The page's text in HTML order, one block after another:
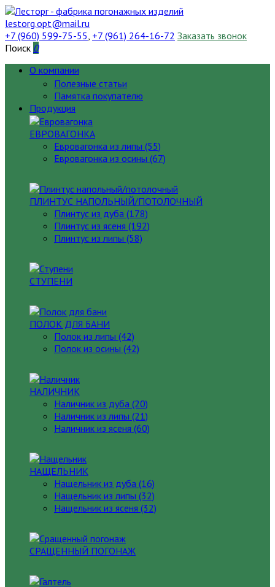
lestorg.opt@mail.ru
+7 (960) 599-75-55, +7 (961) 264-16-72 Заказать звонок
Поиск 0
О компании
Полезные статьи
Памятка покупателю
Продукция
ЕВРОВАГОНКА
Евровагонка из липы (55)
Евровагонка из осины (67)
ПЛИНТУС НАПОЛЬНЫЙ/ПОТОЛОЧНЫЙ
Плинтус из дуба (178)
Плинтус из ясеня (192)
Плинтус из липы (58)
СТУПЕНИ
ПОЛОК ДЛЯ БАНИ
Полок из липы (42)
Полок из осины (42)
НАЛИЧНИК
Наличник из дуба (20)
Наличник из липы (21)
Наличник из ясеня (60)
НАЩЕЛЬНИК
Нащельник из дуба (16)
Нащельник из липы (32)
Нащельник из ясеня (32)
СРАЩЕННЫЙ ПОГОНАЖ